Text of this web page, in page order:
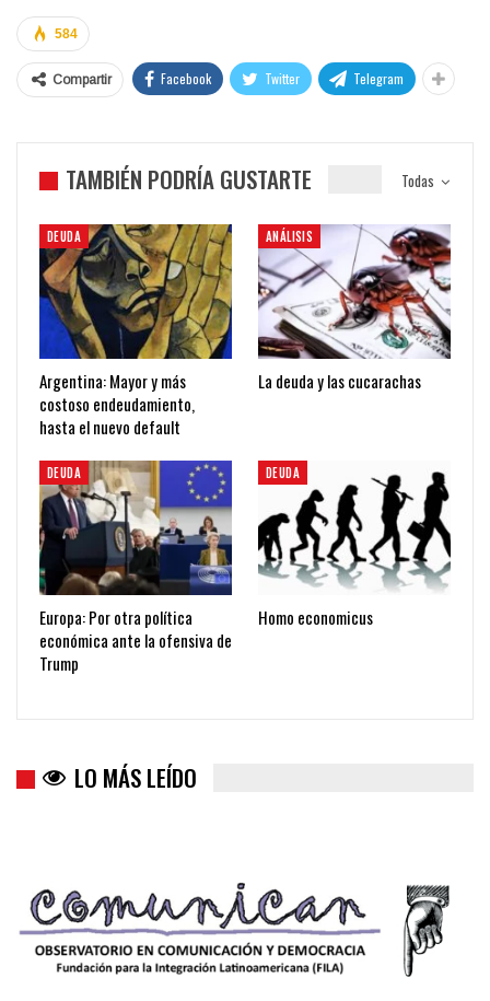
584
Compartir Facebook Twitter Telegram
Todas
TAMBIÉN PODRÍA GUSTARTE
DEUDA
Argentina: Mayor y más
costoso endeudamiento,
hasta el nuevo default
ANÁLISIS
La deuda y las cucarachas
DEUDA
Europa: Por otra política
económica ante la ofensiva de
Trump
DEUDA
Homo economicus
LO MÁS LEÍDO